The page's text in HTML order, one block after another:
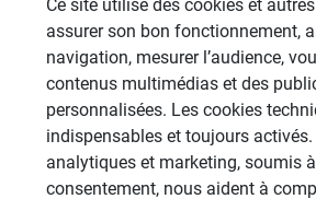
Aménagement Agencement
21 Sujets
Revêtement Finition
19 Sujets
Douches à l'Italienne
assurer son bon fonctionnement,
navigation, mesurer l’audience,
contenus multimédias et des
personnalisées. Les cookies
indispensables et toujours
analytiques et marketing, soumis
consentement, nous aident à